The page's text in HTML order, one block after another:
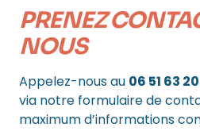
PRENEZ
NOUS
Appelez-nous au 06 51 63
via notre formulaire de
maximum d’informations